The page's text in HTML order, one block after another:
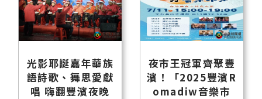
光影耶誕嘉年華族
語詩歌、舞思愛獻
唱 嗨翻豐濱夜晚
夜市王冠軍齊聚豐
濱！「2025豐濱R
omadiw音樂市